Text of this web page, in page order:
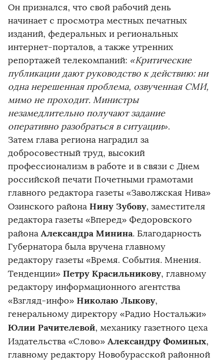
Он признался, что свой рабочий день
начинает с просмотра местных печатных
изданий, федеральных и региональных
интернет-порталов, а также утренних
репортажей телекомпаний: «Критические
публикации дают руководство к действию: ни
одна нерешенная проблема, озвученная СМИ,
мимо не проходит. Министры
незамедлительно получают задание
оперативно разобраться в ситуации».
Затем глава региона наградил за
добросовестный труд, высокий
профессионализм в работе и в связи с Днем
российской печати Почетными грамотами
главного редактора газеты «Заволжская Нива»
Озинского района Нину Зубову, заместителя
редактора газеты «Вперед» Федоровского
района Александра Минина. Благодарность
Губернатора была вручена главному
редактору газеты «Время. События. Мнения.
Тенденции» Петру Красильникову, главному
редактору информационного агентства
«Взгляд-инфо» Николаю Лыкову,
генеральному директору «Радио Ностальжи»
Юлии Рачителевой, механику газетного цеха
Издательства «Слово» Александру Фоминых,
главному редактору Новобурасской районной